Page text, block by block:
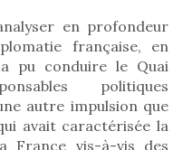
en profondeur
française, en
pu conduire le Quai
politiques
autre impulsion que
avait caractérisée la
France vis-à-vis des